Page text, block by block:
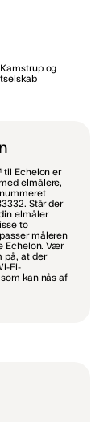
og
til Echelon er
elmålere,
Står der
elmåler
to
måleren
Echelon. Vær
på, at der
Fi-
kan nås af